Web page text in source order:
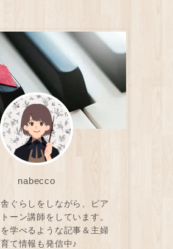
nabecco
ぐらしをしながら、ピア
ーン講師をしています。
学べるような記事＆主婦
て情報も発信中♪